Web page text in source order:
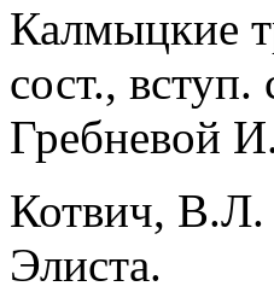
Калмыцкие
сост., вступ.
Гребневой
Котвич, В.Л.
Элиста.